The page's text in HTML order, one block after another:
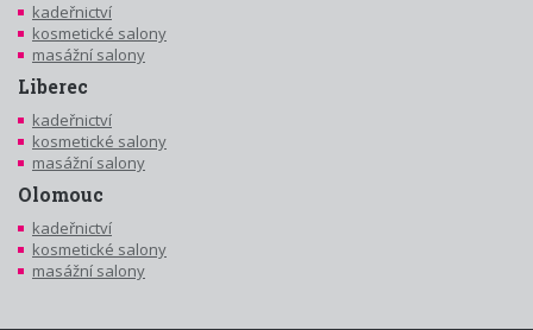
kadeřnictví
kosmetické salony
masážní salony
Liberec
kadeřnictví
kosmetické salony
masážní salony
Olomouc
kadeřnictví
kosmetické salony
masážní salony